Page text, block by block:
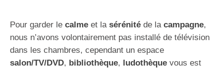
Pour garder le calme et la sérénité de la campagne,
nous n’avons volontairement pas installé de télévision
dans les chambres, cependant un espace
salon/TV/DVD, bibliothèque, ludothèque vous est